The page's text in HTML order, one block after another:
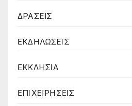
ΔΡΑΣΕΙΣ
ΕΚΔΗΛΩΣΕΙΣ
ΕΚΚΛΗΣΙΑ
ΕΠΙΧΕΙΡΗΣΕΙΣ